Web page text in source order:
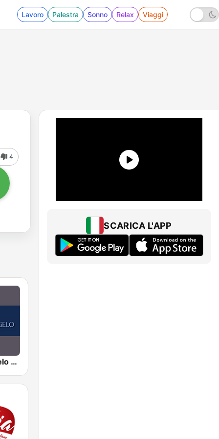
Lavoro Palestra Sonno Relax Viaggi
4
Radio Evangelo Campania
SCARICA L'APP